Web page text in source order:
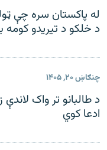
له پاکستان سره چې
د خلکو د تیریدو کومه
چنګاښ ۲۰, ۱۴۰۵
د طالبانو تر واک
ادعا کوي